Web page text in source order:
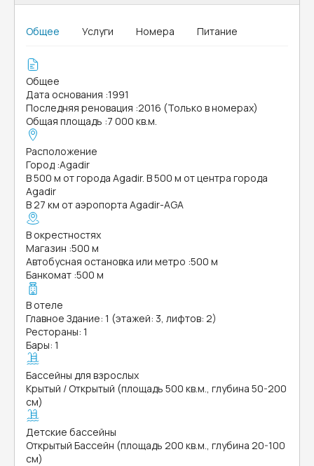
Общее Услуги Номера Питание
Общее
Дата основания :1991
Последняя реновация :2016 (Только в номерах)
Общая площадь :7 000 кв.м.
Расположение
Город :Agadir
В 500 м от города Agadir. В 500 м от центра города
Agadir
В 27 км от аэропорта Agadir-AGA
В окрестностях
Магазин :500 м
Автобусная остановка или метро :500 м
Банкомат :500 м
В отеле
Главное Здание: 1 (этажей: 3, лифтов: 2)
Рестораны: 1
Бары: 1
Бассейны для взрослых
Крытый / Открытый (площадь 500 кв.м., глубина 50-200
см)
Детские бассейны
Открытый Бассейн (площадь 200 кв.м., глубина 20-100
см)